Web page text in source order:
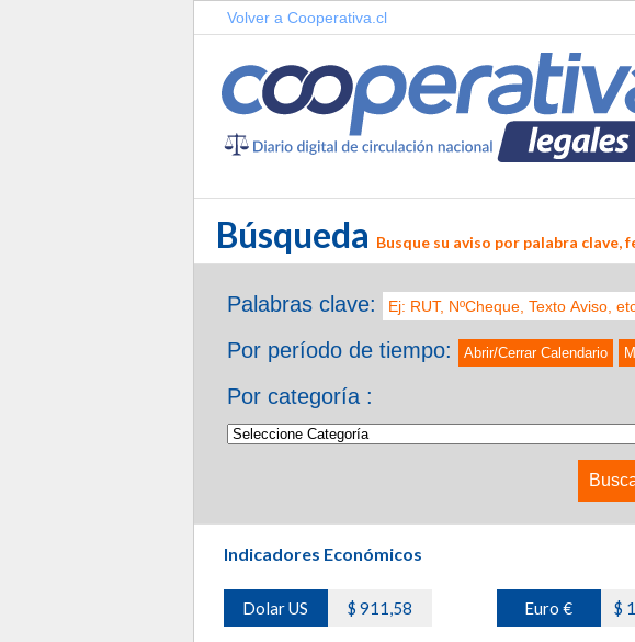
Volver a Cooperativa.cl
Búsqueda Busque su aviso por palabra clave,
Palabras clave:
Por período de tiempo:
Abrir/Cerrar Calendario
Por categoría :
Indicadores Económicos
Dolar US $ 911,58 Euro € $